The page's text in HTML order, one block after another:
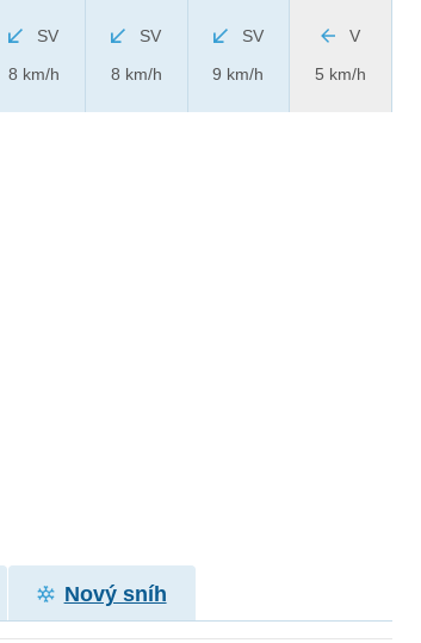
SV
8 km/h
SV
8 km/h
SV
9 km/h
V
5 km/h
Nový sníh